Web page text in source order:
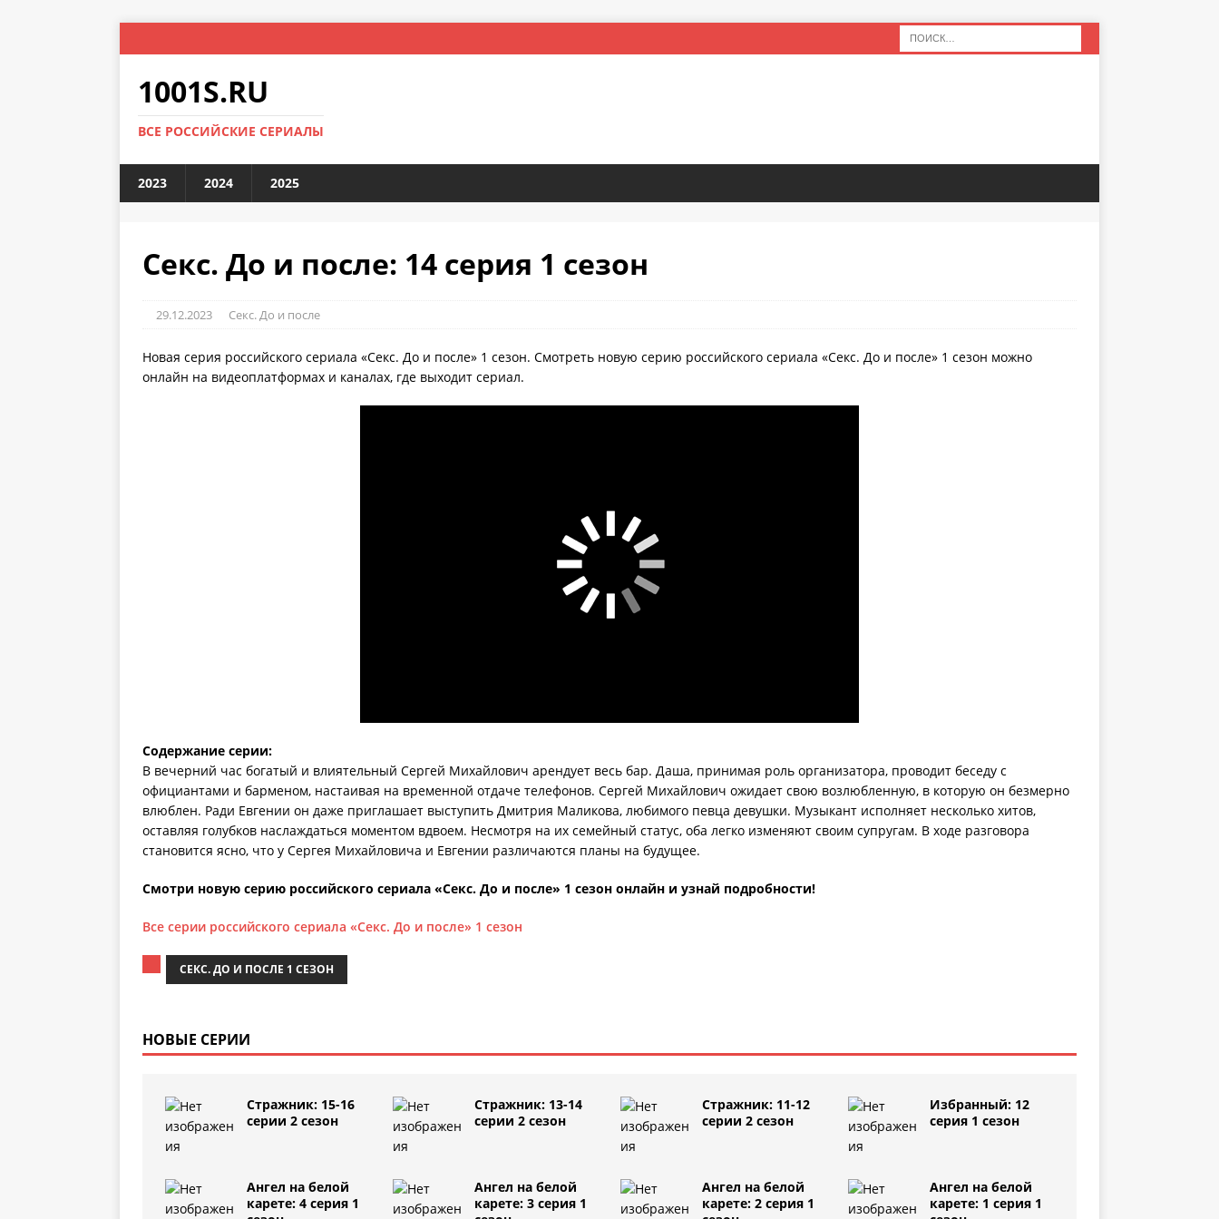
1001S.RU
ВСЕ РОССИЙСКИЕ СЕРИАЛЫ
2023 2024 2025
Секс. До и после: 14 серия 1 сезон
29.12.2023 Секс. До и после
Новая серия российского сериала «Секс. До и после» 1 сезон. Смотреть новую серию российского сериала «Секс. До и после» 1 сезон можно
онлайн на видеоплатформах и каналах, где выходит сериал.
Содержание серии:
В вечерний час богатый и влиятельный Сергей Михайлович арендует весь бар. Даша, принимая роль организатора, проводит беседу с
официантами и барменом, настаивая на временной отдаче телефонов. Сергей Михайлович ожидает свою возлюбленную, в которую он безмерно
влюблен. Ради Евгении он даже приглашает выступить Дмитрия Маликова, любимого певца девушки. Музыкант исполняет несколько хитов,
оставляя голубков наслаждаться моментом вдвоем. Несмотря на их семейный статус, оба легко изменяют своим супругам. В ходе разговора
становится ясно, что у Сергея Михайловича и Евгении различаются планы на будущее.
Смотри новую серию российского сериала «Секс. До и после» 1 сезон онлайн и узнай подробности!
Все серии российского сериала «Секс. До и после» 1 сезон
СЕКС. ДО И ПОСЛЕ 1 СЕЗОН
НОВЫЕ СЕРИИ
Стражник: 15-16
серии 2 сезон
Стражник: 13-14
серии 2 сезон
Стражник: 11-12
серии 2 сезон
Избранный: 12
серия 1 сезон
Ангел на белой
карете: 4 серия 1
Ангел на белой
карете: 3 серия 1
Ангел на белой
карете: 2 серия 1
Ангел на белой
карете: 1 серия 1